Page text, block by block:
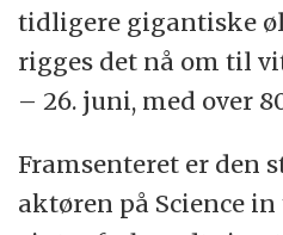
tidligere gigantiske
rigges det nå om til
– 26. juni, med over
Framsenteret er den
aktøren på Science